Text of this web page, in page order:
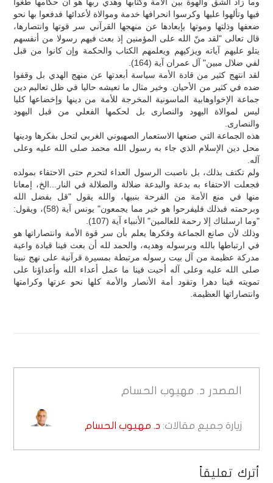
فيها وتألهوا عليها وكرسوا انحرافها خدمة وموالاة لأعدائها فدفعوا بها نحو
ضعفها وذلتها وموتها بإبعادها عن منهجها القرآني سر قوتها وانتصارها،
قال تعالى "لقد منّ الله على المؤمنين إذ بعث فيهم رسولا من أنفسهم
يتلو عليهم آياته ويزكيهم ويعلمهم الكتاب والحكمة وإن كانوا من قبل
لفي ضلال مبين" آل عمران آية (164).
لقد انتهج كثير من قادة الأمة سياسة أبعدتها عن منهج الهدي بل وقفوا
ضده في كثير من الأحيان. وخير مثال ما تعيشه حاليا في ظل تعاليم دين
جماعة الإخواوهابية الماسونية المخرجة للأمة من دينها وإخضاعها كليا
ليس لموالاة اليهود والنصارى بل لحكمها الفعلي من قبل اليهود
والنصارى.
هذه الجماعة التي صنعها الاستعمار الصهيوني الغربي لتحل بفكرها ودينها
محل دين الإسلام الذي جاء به رسول الله محمد صلى الله عليه وعلى
آله.
ولم تكتف بذلك، بل ناصبت الرسول العداء لتحرم حتى الاحتفاء بمولده
فجعلت الاحتفاء به بدعة والبدعة ضلالة والضلالة في النار...الخ، إمعانا
منها في منع الأمة من الفرحة بنبيها، والله يقول "قل بفضل الله
وبرحمته فبذلك فليفرحوا هو خير مما يجمعون" يونس آية (58)، ويقول:
"وما ارسلناك إلا رحمة للعالمين" الأنبياء آية (107).
وذلك لأن صانع الجماعة وفكرها يعلم بأن سر قوة الأمة وانتصاراتها هو
في ارتباطها بالله وبرسوله وهديه، والحمد لله أن بعث فينا قيادة واعية
مدركة عظيمة من آل بيت رسوله مرتبطة بمسيرة قرآنية على نهج نبينا
صلى الله عليه وعلى آله أحيت فينا ما عمل أعداء الله وأعداؤنا على
تمويته فينا دهرا وتقود أمة الأنصار والأمة كلها نحو عزتها وكرامتها
وانتصاراتها العظيمة.
المصدر د. مهيوب الحسام
زيارة جميع مقالات: د. مهيوب الحسام
أترك تعليقاً